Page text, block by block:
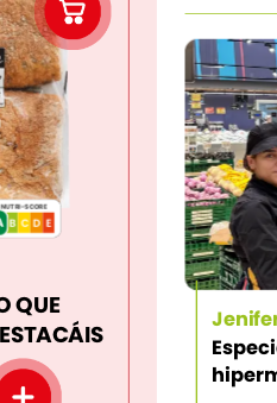
QUE
B D E
C
NUTRI-SCORE